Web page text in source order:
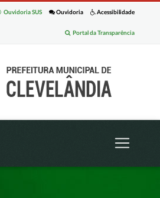
Acessibilidade
Ouvidoria
Ouvidoria SUS
Portal da Transparência